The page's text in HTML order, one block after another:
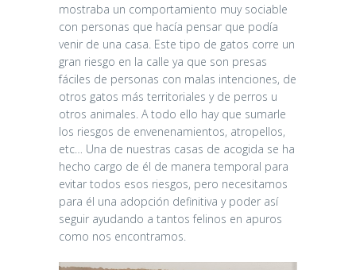
mostraba un comportamiento muy sociable
con personas que hacía pensar que podía
venir de una casa. Este tipo de gatos corre un
gran riesgo en la calle ya que son presas
fáciles de personas con malas intenciones, de
otros gatos más territoriales y de perros u
otros animales. A todo ello hay que sumarle
los riesgos de envenenamientos, atropellos,
etc… Una de nuestras casas de acogida se ha
hecho cargo de él de manera temporal para
evitar todos esos riesgos, pero necesitamos
para él una adopción definitiva y poder así
seguir ayudando a tantos felinos en apuros
como nos encontramos.